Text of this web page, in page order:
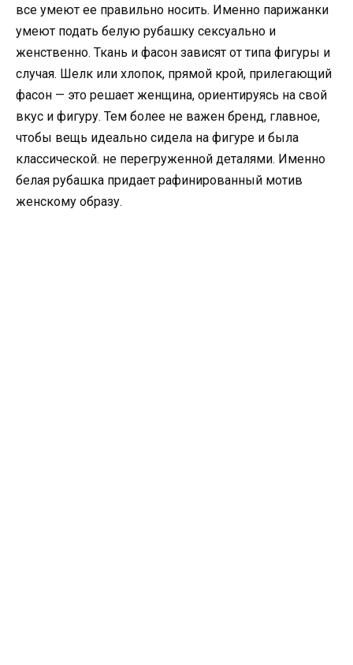
все умеют ее правильно носить. Именно парижанки
умеют подать белую рубашку сексуально и
женственно. Ткань и фасон зависят от типа фигуры и
случая. Шелк или хлопок, прямой крой, прилегающий
фасон — это решает женщина, ориентируясь на свой
вкус и фигуру. Тем более не важен бренд, главное,
чтобы вещь идеально сидела на фигуре и была
классической. не перегруженной деталями. Именно
белая рубашка придает рафинированный мотив
женскому образу.